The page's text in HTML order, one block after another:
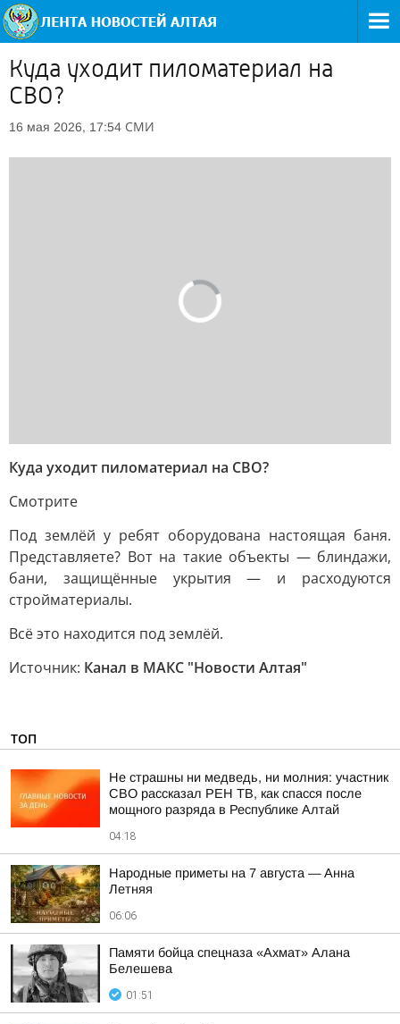
Куда уходит пиломатериал на
СВО?
16 мая 2026, 17:54 СМИ
Куда уходит пиломатериал на СВО?
Смотрите
Под землёй у ребят оборудована настоящая баня.
Представляете? Вот на такие объекты — блиндажи,
бани, защищённые укрытия — и расходуются
стройматериалы.
Всё это находится под землёй.
Источник: Канал в МАКС "Новости Алтая"
ТОП
Не страшны ни медведь, ни молния: участник
СВО рассказал РЕН ТВ, как спасся после
мощного разряда в Республике Алтай
04:18
Hapoдныe пpимeты нa 7 aвгуcтa — Aннa
Лeтняя
06:06
Памяти бойца спецназа «Ахмат» Алана
Белешева
01:51